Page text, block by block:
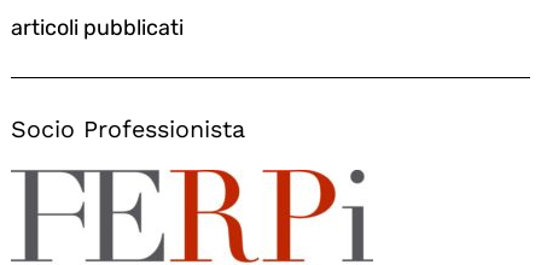
articoli pubblicati
Socio Professionista